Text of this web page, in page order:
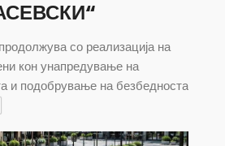
со реализација на
кон унапредување на
и подобрување на безбедноста